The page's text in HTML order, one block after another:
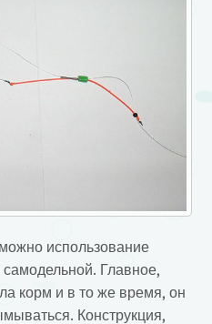
использование
Главное,
корм и в то же время, он
Конструкция,